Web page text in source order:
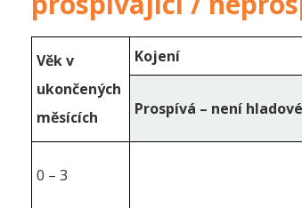
Věk v
ukončených
měsících
Kojení
Prospívá – není hladové
0 – 3